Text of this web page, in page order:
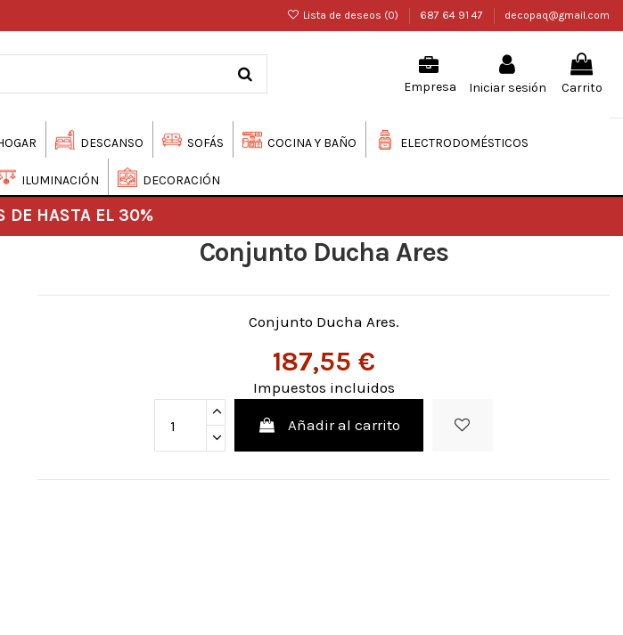
Lista de deseos (0) 687 64 91 47 decopaq@gmail.com
Empresa Iniciar sesión Carrito
DESCANSO SOFÁS COCINA Y BAÑO ELECTRODOMÉSTICOS
ILUMINACIÓN DECORACIÓN
DE HASTA EL 30%
Conjunto Ducha Ares
Conjunto Ducha Ares.
187,55 €
Impuestos incluidos
Añadir al carrito